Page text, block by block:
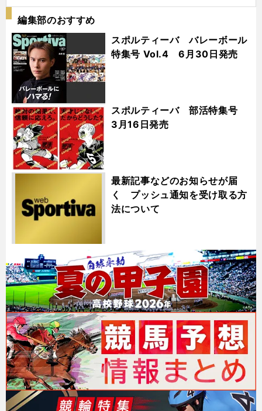
編集部のおすすめ
スポルティーバ バレーボール
特集号 Vol.4 6月30日発売
スポルティーバ 部活特集号
3月16日発売
最新記事などのお知らせが届
く プッシュ通知を受け取る方
法について